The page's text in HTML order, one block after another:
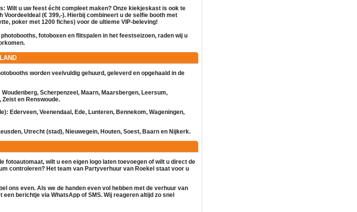
Wilt u uw feest écht compleet maken? Onze kiekjeskast is ook te
Voordeeldeal (€ 399,-). Hierbij combineert u de selfie booth met
poker met 1200 fiches) voor de ultieme VIP-beleving!
photobooths, fotoboxen en flitspalen in het feestseizoen, raden wij u
worden veelvuldig gehuurd, geleverd en opgehaald in de
Woudenberg, Scherpenzeel, Maarn, Maarsbergen, Leersum,
en Renswoude.
Ederveen, Veenendaal, Ede, Lunteren, Bennekom, Wageningen,
Utrecht (stad), Nieuwegein, Houten, Soest, Baarn en Nijkerk.
fotoautomaat, wilt u een eigen logo laten toevoegen of wilt u direct de
controleren? Het team van Partyverhuur van Roekel staat voor u
ons even. Als we de handen even vol hebben met de verhuur van
een berichtje via WhatsApp of SMS. Wij reageren altijd zo snel